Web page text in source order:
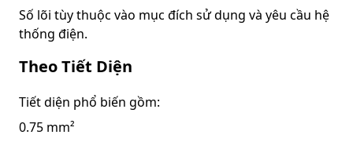
Số lõi tùy thuộc vào mục đích sử dụng và yêu cầu hệ
thống điện.
Theo Tiết Diện
Tiết diện phổ biến gồm:
0.75 mm²